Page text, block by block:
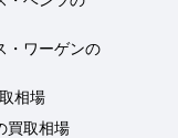
・ワーゲンの
相場
買取相場